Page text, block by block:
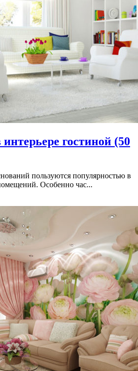
гостиной (50
пользуются популярностью в
Особенно час...